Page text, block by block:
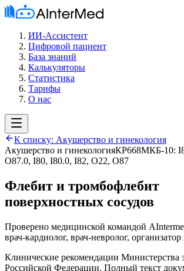
ИИ-Ассистент
Цифровой пациент
База знаний
Калькуляторы
Статистика
Тарифы
О нас
К списку: Акушерство и гинекология
Акушерство и гинекологияКР668МКБ-10:
O87.0, I80, I80.0, I82, O22, O87
Флебит и тромбофлебит
поверхностных сосудов
Проверено медицинской командой
врач-кардиолог, врач-невролог,
Клинические рекомендации Министерства
Российской Федерации. Полный текст